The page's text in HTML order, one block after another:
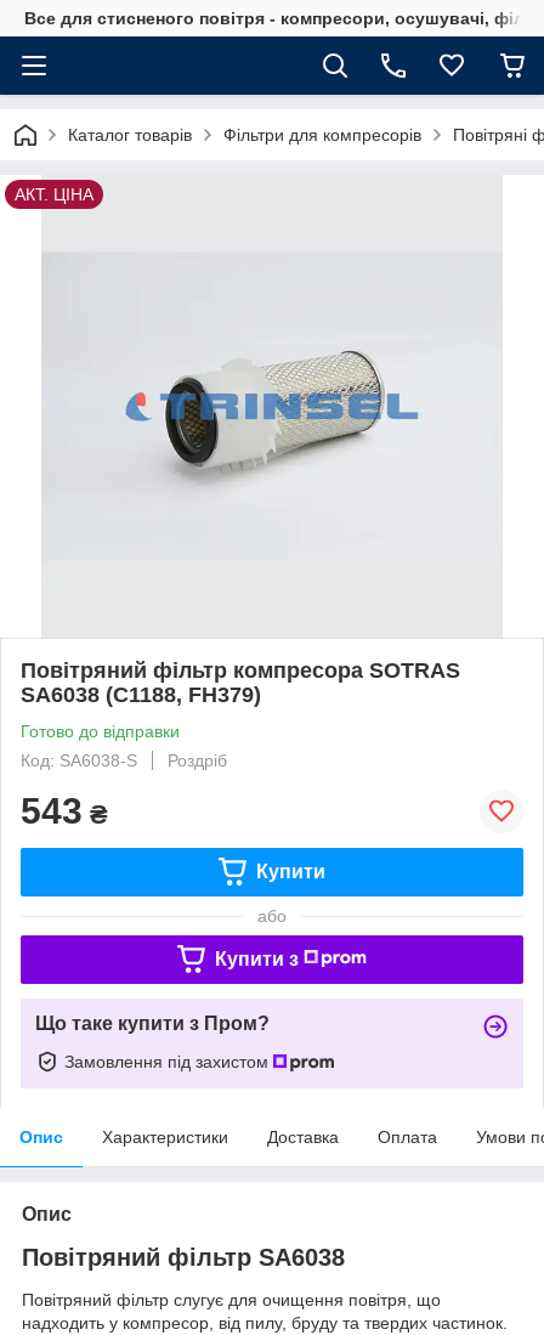
Все для стисненого повітря - компресори, осушувачі,
Каталог товарів Фільтри для компресорів Повітряні
АКТ. ЦІНА
Повітряний фільтр компресора SOTRAS
SA6038 (C1188, FH379)
Готово до відправки
Код: SA6038-S
Роздріб
543 ₴
Купити
або
Купити з
Що таке купити з Пром?
Замовлення під захистом
Опис Характеристики Доставка Оплата Умови
Опис
Повітряний фільтр SA6038
Повітряний фільтр слугує для очищення повітря, що
надходить у компресор, від пилу, бруду та твердих частинок.